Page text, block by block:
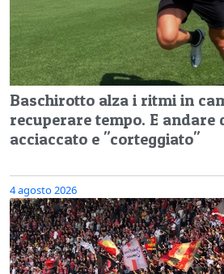
Baschirotto alza i ritmi in
recuperare tempo. E andare
acciaccato e "corteggiato"
4 agosto 2026